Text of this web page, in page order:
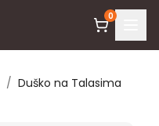
0
/ Duško na Talasima